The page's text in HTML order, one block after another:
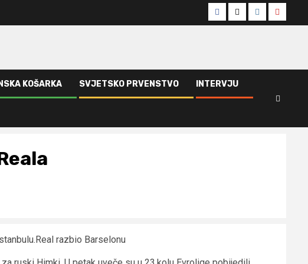
Facebook
TwitterInstagram
KOŠARKA SVJETSKO PRVENSTVO INTERVJU
razbio Barselonu